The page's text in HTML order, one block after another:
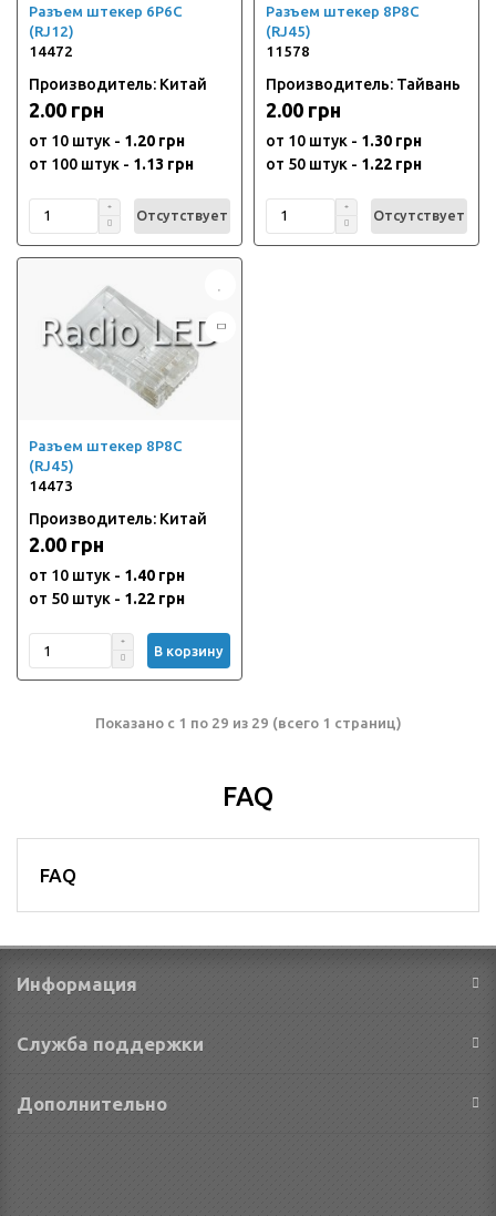
Разъем штекер 6P6C
(RJ12)
14472
Производитель: Китай
2.00 грн
от 10 штук - 1.20 грн
от 100 штук - 1.13 грн
Отсутствует
Разъем штекер 8P8C
(RJ45)
11578
Производитель: Тайвань
2.00 грн
от 10 штук - 1.30 грн
от 50 штук - 1.22 грн
Отсутствует
Разъем штекер 8P8C
(RJ45)
14473
Производитель: Китай
2.00 грн
от 10 штук - 1.40 грн
от 50 штук - 1.22 грн
В корзину
Показано с 1 по 29 из 29 (всего 1 страниц)
FAQ
FAQ
Информация
Служба поддержки
Дополнительно